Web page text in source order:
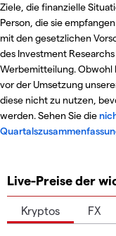
Ziele, die finanzielle
Person, die sie
mit den gesetzlichen
des Investment
Werbemitteilung. Obwohl
vor der Umsetzung
diese nicht zu nutzen,
werden. Sehen Sie die
Live-Preise der
Kryptos FX